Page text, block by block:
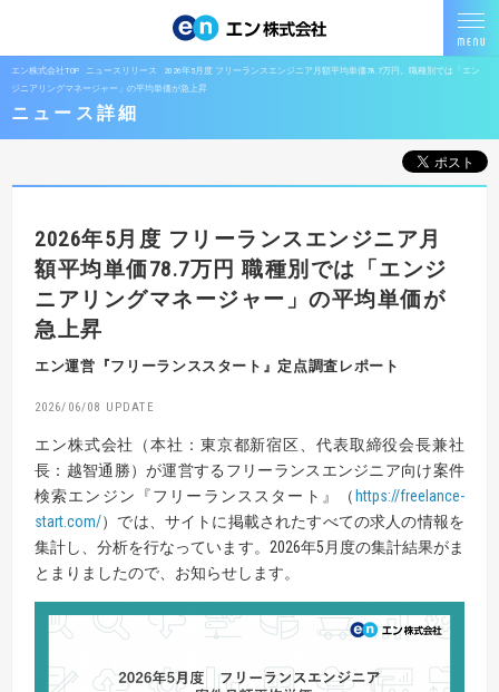
エン株式会社TOP ニュースリリース
2026年5月度 フリーランスエンジニア月額平均単価78.7万円。職種別では「エン
ジニアリングマネージャー」の平均単価が急上昇
ニュース詳細
2026年5月度 フリーランスエンジニア月
額平均単価78.7万円職種別では「エンジ
ニアリングマネージャー」の平均単価が
急上昇
エン運営『フリーランススタート』定点調査レポート
2026/06/08
エン株式会社（本社：東京都新宿区、代表取締役会長兼社
長：越智通勝）が運営するフリーランスエンジニア向け案件
検索エンジン『フリーランススタート』（https://freelance-
start.com/）では、サイトに掲載されたすべての求人の情報を
集計し、分析を行なっています。2026年5月度の集計結果がま
とまりましたので、お知らせします。